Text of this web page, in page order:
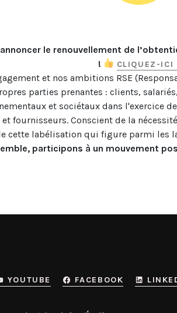
le renouvellement de
!
CLIQUEZ-ICI
et nos ambitions RSE
parties prenantes : clients,
et sociétaux dans l'exercice
fournisseurs. Conscient de la
participons à un mouvement
YOUTUBE FACEBOOK